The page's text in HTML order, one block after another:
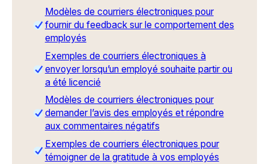
Modèles de courriers électroniques pour
fournir du feedback sur le comportement des
employés
Exemples de courriers électroniques à
envoyer lorsqu’un employé souhaite partir ou
a été licencié
Modèles de courriers électroniques pour
demander l’avis des employés et répondre
aux commentaires négatifs
Exemples de courriers électroniques pour
témoigner de la gratitude à vos employés